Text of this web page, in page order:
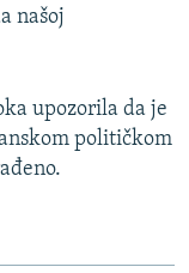
našoj
upozorila da je
političkom